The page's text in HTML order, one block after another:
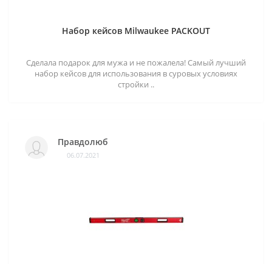
Набор кейсов Milwaukee PACKOUT
Сделала подарок для мужа и не пожалела! Самый лучший
набор кейсов для использования в суровых условиях
стройки ..
Правдолюб
06.07.2021